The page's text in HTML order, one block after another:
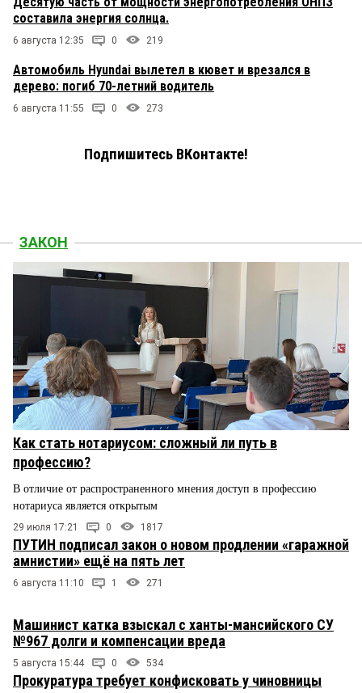
составила энергия солнца.
6 августа 12:35 0 219
Автомобиль Hyundai вылетел в кювет и врезался в
дерево: погиб 70-летний водитель
6 августа 11:55 0 273
Подпишитесь ВКонтакте!
ЗАКОН
Как стать нотариусом: сложный ли путь в
профессию?
В отличие от распространенного мнения доступ в профессию
нотариуса является открытым
29 июля 17:21 0 1817
ПУТИН подписал закон о новом продлении «гаражной
амнистии» ещё на пять лет
6 августа 11:10 1 271
Машинист катка взыскал с ханты-мансийского СУ
№967 долги и компенсации вреда
5 августа 15:44 0 534
Прокуратура требует конфисковать у чиновницы